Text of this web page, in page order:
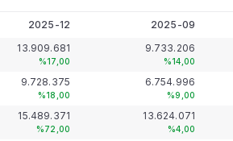
2025-12 2025-09
13.909.681
%17,00
9.733.206
%14,00
9.728.375
%18,00
6.754.996
%9,00
15.489.371
%72,00
13.624.071
%4,00